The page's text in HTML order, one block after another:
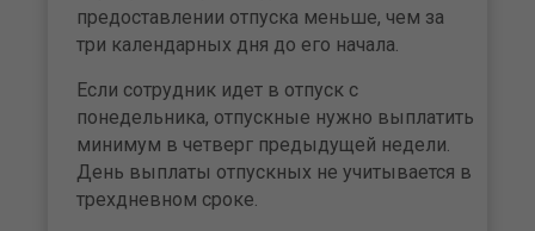
предоставлении отпуска меньше, чем за
три календарных дня до его начала.
Если сотрудник идет в отпуск с
понедельника, отпускные нужно выплатить
минимум в четверг предыдущей недели.
День выплаты отпускных не учитывается в
трехдневном сроке.